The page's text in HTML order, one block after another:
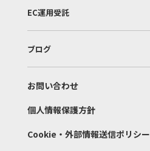
EC運用受託
ブログ
お問い合わせ
個人情報保護方針
Cookie・外部情報送信ポリシー